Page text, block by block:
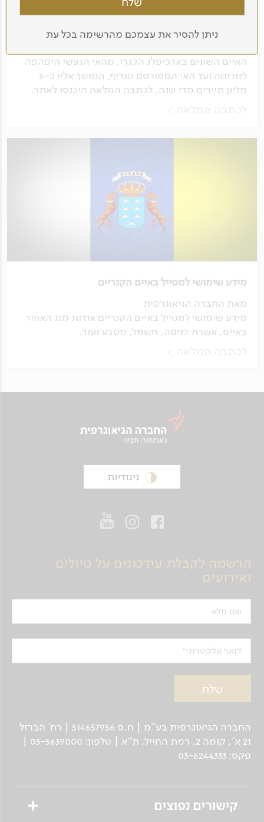
אתרים נבחרים באיים הקנריים
מאת ליאור עלמה וקסלר
האיים השונים בארכיפלג הקנרי, מהאי הגעשי היפהפה
לנזרוטה ועד האי המפורסם טנריף, המושך אליו כ-6
מליון תיירים מדי שנה. לכתבה המלאה היכנסו לאתר.
מידע שימושי למטייל באיים הקנריים
מאת החברה הגיאוגרפית
מידע שימושי למטייל באיים הקנריים אודות מזג האוויר
באיים, אשרת כניסה, חשמל, מטבע ועוד.
ניגודיות
הרשמה לקבלת עידכונים על טיולים
ואירועים
שם מלא
דואר אלקטרוני
החברה הגיאוגרפית בע"מ | ח.פ 514657956 | רח’ הברזל
21 א', קומה 2, רמת החייל, ת“א | טלפון: 03-5639000 |
פקס: 03-6244333
קישורים נפוצים
ניתן להסיר את עצמכם מהרשימה בכל עת